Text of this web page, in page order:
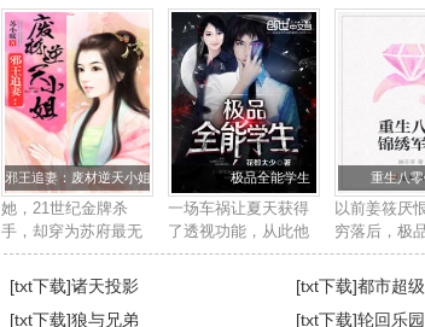
他百分之百匹配度的女性
对方很快也进入了皇家omega
上最不合格的女性omega，逃
失格的太子妃。
闻锦想到对方的生存环境，总
体，一步一步地帮她成为优秀的
邪王追妻：废材逆天小姐
她，21世纪金牌杀
手，却穿为苏府最无
用的废柴四小姐身
上。他，帝国晋王殿
下，冷酷邪魅强势霸
道，天赋卓绝。世人
极品全能学生
一场车祸让夏天获得
了透视功能，从此他
踏上了一条与众不同
的道路。 打篮球？一
个挑五个。 围棋国
手？让你三颗子。 鉴
重生八
以前姜筱厌
穷落后，极
大堆，视带
村的人为恩
料他才是最
狼虎犳。 直
[txt下载]诸天投影 [txt下载]都市超
[txt下载]狼与兄弟 [txt下载]轮回乐园